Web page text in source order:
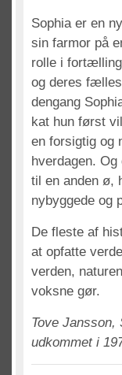
Sophia er en
sin farmor på
rolle i
og deres
dengang
kat hun først
en forsigtig og
hverdagen.
til en anden ø,
nybyggede og
De fleste af
at opfatte
verden,
voksne gør.
Tove Jansson,
udkommet i